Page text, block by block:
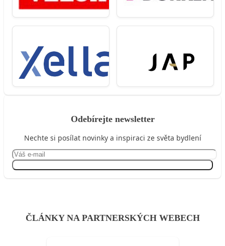
Odebírejte newsletter
Nechte si posílat novinky a inspiraci ze světa bydlení
ČLÁNKY NA PARTNERSKÝCH WEBECH